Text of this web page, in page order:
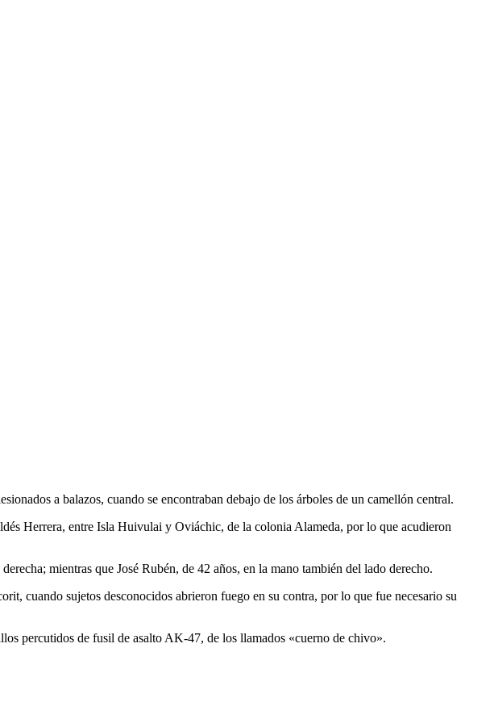
a balazos, cuando se encontraban debajo de los árboles de un camellón central.
Herrera, entre Isla Huivulai y Oviáchic, de la colonia Alameda, por lo que acudieron
mientras que José Rubén, de 42 años, en la mano también del lado derecho.
cuando sujetos desconocidos abrieron fuego en su contra, por lo que fue necesario su
percutidos de fusil de asalto AK-47, de los llamados «cuerno de chivo».